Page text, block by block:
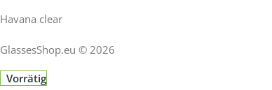
Havana clear
GlassesShop.eu © 2026
Vorrätig